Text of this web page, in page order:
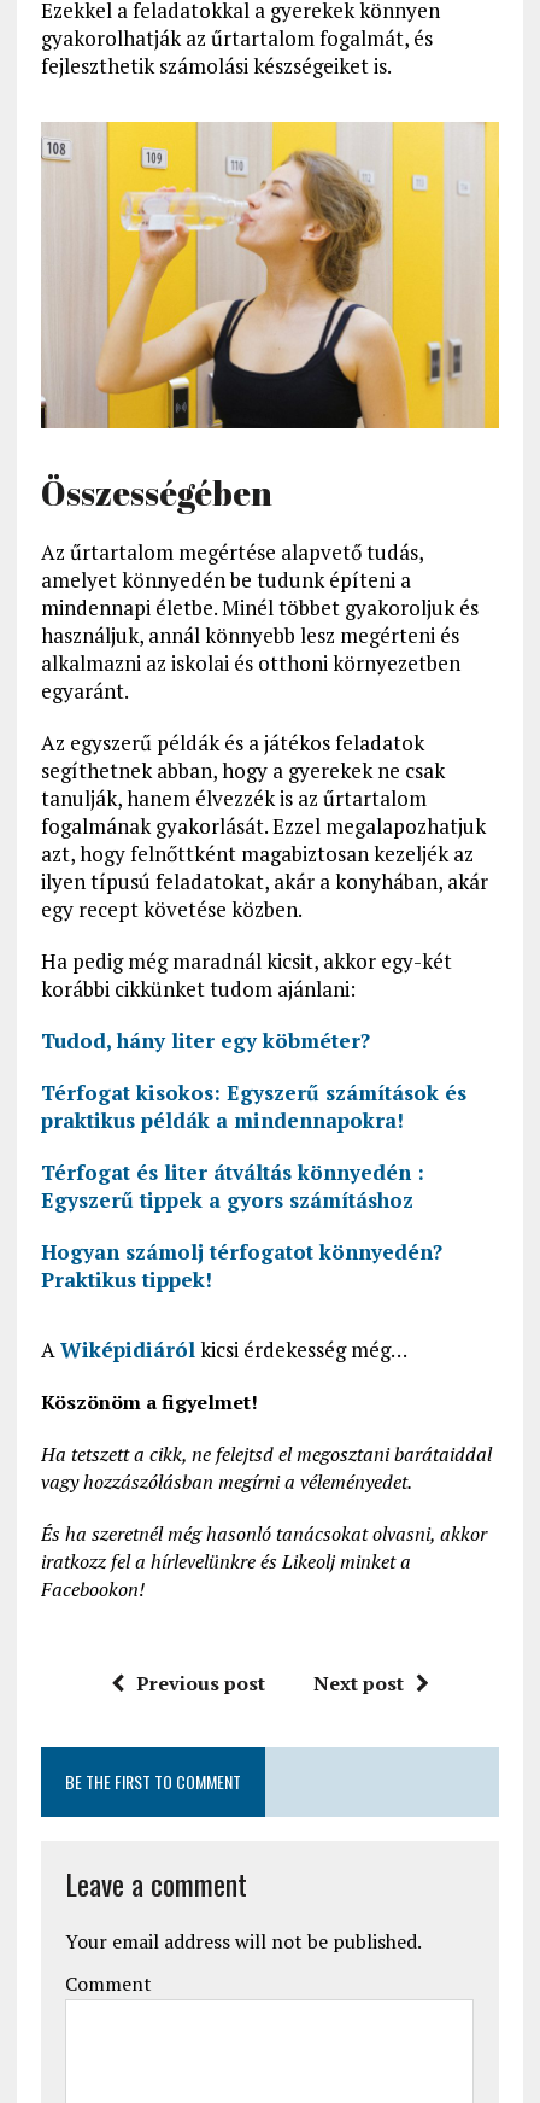
Ezekkel a feladatokkal a gyerekek könnyen
gyakorolhatják az űrtartalom fogalmát, és
fejleszthetik számolási készségeiket is.
Összességében
Az űrtartalom megértése alapvető tudás,
amelyet könnyedén be tudunk építeni a
mindennapi életbe. Minél többet gyakoroljuk és
használjuk, annál könnyebb lesz megérteni és
alkalmazni az iskolai és otthoni környezetben
egyaránt.
Az egyszerű példák és a játékos feladatok
segíthetnek abban, hogy a gyerekek ne csak
tanulják, hanem élvezzék is az űrtartalom
fogalmának gyakorlását. Ezzel megalapozhatjuk
azt, hogy felnőttként magabiztosan kezeljék az
ilyen típusú feladatokat, akár a konyhában, akár
egy recept követése közben.
Ha pedig még maradnál kicsit, akkor egy-két
korábbi cikkünket tudom ajánlani:
Tudod, hány liter egy köbméter?
Térfogat kisokos: Egyszerű számítások és
praktikus példák a mindennapokra!
Térfogat és liter átváltás könnyedén :
Egyszerű tippek a gyors számításhoz
Hogyan számolj térfogatot könnyedén?
Praktikus tippek!
AWiképidiárólkicsi érdekesség még…
Köszönöm a figyelmet!
Ha tetszett a cikk, ne felejtsd el megosztani barátaiddal
vagy hozzászólásban megírni a véleményedet.
És ha szeretnél még hasonló tanácsokat olvasni, akkor
iratkozz fel a hírlevelünkre és Likeolj minket a
Facebookon!
Previous post Next post
BE THE FIRST TO COMMENT
Leave a comment
Your email address will not be published.
Comment